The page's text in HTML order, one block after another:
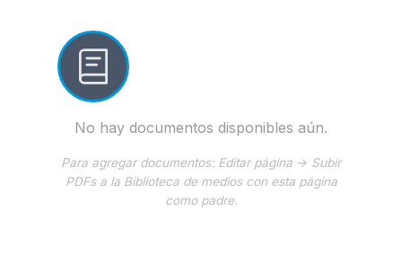
No hay documentos disponibles aún.
Para agregar documentos: Editar página → Subir
PDFs a la Biblioteca de medios con esta página
como padre.